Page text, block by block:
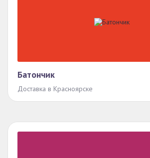
Батончик
Доставка в Красноярске